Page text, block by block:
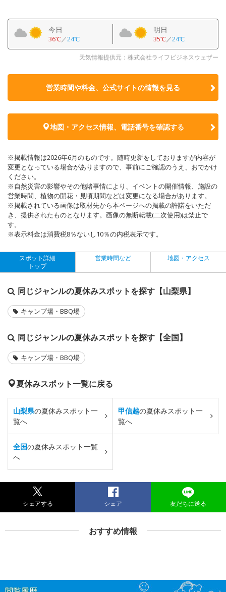
今日
36℃／24℃
明日
35℃／24℃
天気情報提供元：株式会社ライフビジネスウェザー
営業時間や料金、公式サイトの情報を見る
地図・アクセス情報、電話番号を確認する
※掲載情報は2026年6月のものです。随時更新をしておりますが内容が
変更となっている場合がありますので、事前にご確認のうえ、おでかけ
ください。
※自然災害の影響やその他諸事情により、イベントの開催情報、施設の
営業時間、植物の開花・見頃期間などは変更になる場合があります。
※掲載されている画像は取材先から本ページへの掲載の許諾をいただ
き、提供されたものとなります。画像の無断転載(二次使用)は禁止で
す。
※表示料金は消費税8％ないし10％の内税表示です。
スポット詳細
トップ
営業時間など 地図・アクセス
同じジャンルの夏休みスポットを探す【山梨県】
キャンプ場・BBQ場
同じジャンルの夏休みスポットを探す【全国】
キャンプ場・BBQ場
夏休みスポット一覧に戻る
山梨県の夏休みスポット一
覧へ
甲信越の夏休みスポット一
覧へ
全国の夏休みスポット一覧
へ
シェアする シェア 友だちに送る
おすすめ情報